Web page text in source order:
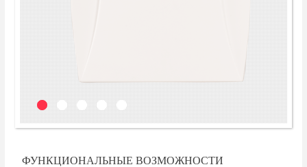
ФУНКЦИОНАЛЬНЫЕ ВОЗМОЖНОСТИ